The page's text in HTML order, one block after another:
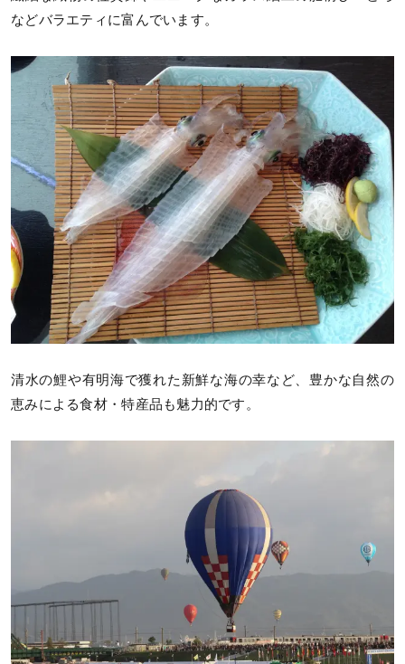
などバラエティに富んでいます。
清水の鯉や有明海で獲れた新鮮な海の幸など、豊かな自然の
恵みによる食材・特産品も魅力的です。